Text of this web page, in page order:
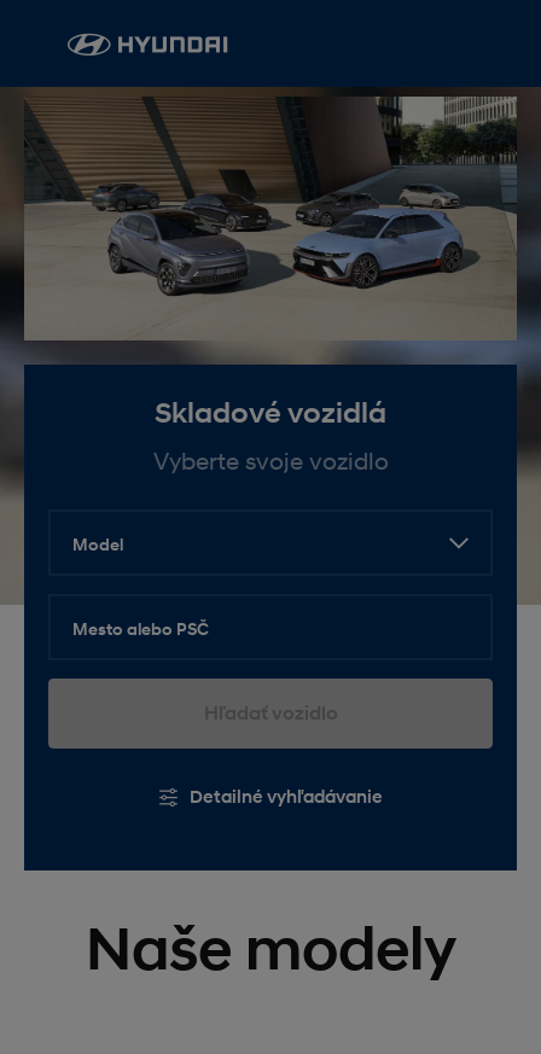
Skladové vozidlá
Vyberte svoje vozidlo
Model
Mesto alebo PSČ
Hľadať vozidlo
Detailné vyhľadávanie
Naše modely